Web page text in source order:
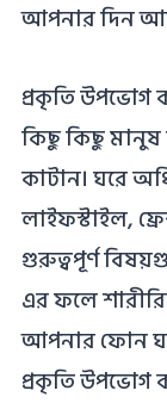
আপনার দিন
প্রকৃতি
কিছু কিছু মানুষ
কাটান। ঘরে
লাইফস্টাইল,
গুরুত্বপূর্ণ
এর ফলে
আপনার ফোন
প্রকৃতি উপভোগ